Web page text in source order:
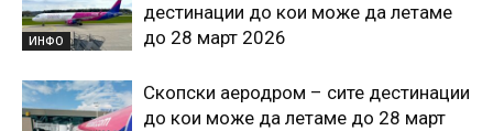
ИНФО
дестинации до кои може да летаме
до 28 март 2026
Скопски аеродром – сите дестинации
до кои може да летаме до 28 март